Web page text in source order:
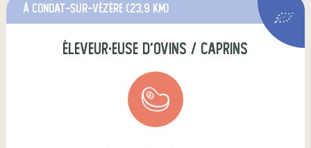
à Condat-sur-Vézère (23,9 km)
éleveur·euse d'ovins / caprins